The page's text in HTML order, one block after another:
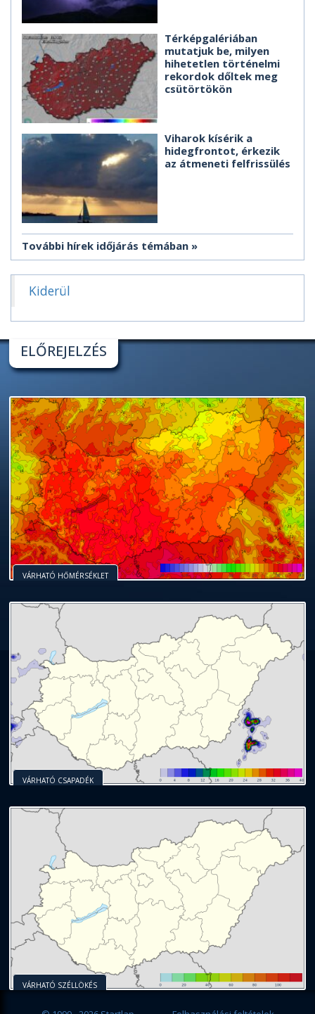
Térképgalériában
mutatjuk be, milyen
hihetetlen történelmi
rekordok dőltek meg
csütörtökön
Viharok kísérik a
hidegfrontot, érkezik
az átmeneti felfrissülés
További hírek időjárás témában
Kiderül
ELŐREJELZÉS
VÁRHATÓ HŐMÉRSÉKLET
VÁRHATÓ CSAPADÉK
VÁRHATÓ SZÉLLÖKÉS